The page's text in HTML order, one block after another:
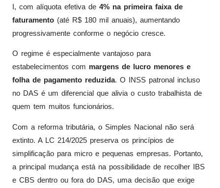
I, com alíquota efetiva de 4% na primeira faixa de
faturamento (até R$ 180 mil anuais), aumentando
progressivamente conforme o negócio cresce.
O regime é especialmente vantajoso para
estabelecimentos com margens de lucro menores e
folha de pagamento reduzida. O INSS patronal incluso
no DAS é um diferencial que alivia o custo trabalhista de
quem tem muitos funcionários.
Com a reforma tributária, o Simples Nacional não será
extinto. A LC 214/2025 preserva os princípios de
simplificação para micro e pequenas empresas. Portanto,
a principal mudança está na possibilidade de recolher IBS
e CBS dentro ou fora do DAS, uma decisão que exige